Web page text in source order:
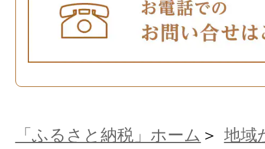
「ふるさと納税」ホーム
地域